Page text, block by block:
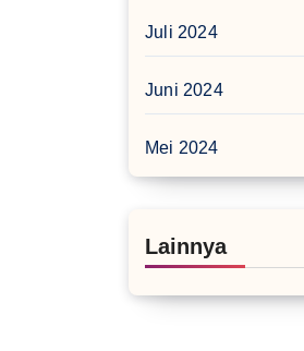
Juli 2024
Juni 2024
Mei 2024
Lainnya